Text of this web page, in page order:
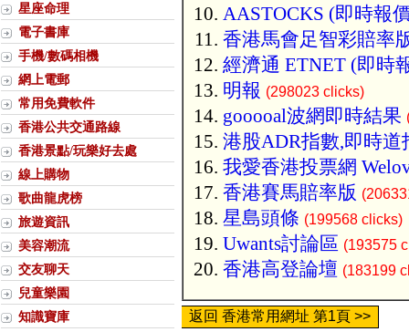
星座命理
電子書庫
手機/數碼相機
網上電郵
常用免費軟件
香港公共交通路線
香港景點/玩樂好去處
線上購物
歌曲龍虎榜
旅遊資訊
美容潮流
交友聊天
兒童樂園
知識寶庫
AASTOCKS (即時報
香港馬會足智彩賠率
經濟通 ETNET (即時
明報 (298023 clicks)
gooooal波網即時結果
港股ADR指數,即時道
我愛香港投票網
香港賽馬賠率版
星島頭條 (199568 clicks)
Uwants討論區 (193575
香港高登論壇 (183199
返回 香港常用網址 第1頁 >>